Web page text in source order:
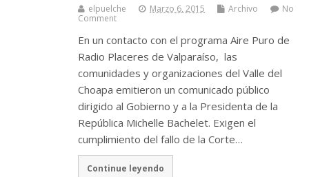
elpuelche Marzo 6, 2015 Archivo
No
Comment
En un contacto con el programa Aire Puro de
Radio Placeres de Valparaíso, las
comunidades y organizaciones del Valle del
Choapa emitieron un comunicado público
dirigido al Gobierno y a la Presidenta de la
República Michelle Bachelet. Exigen el
cumplimiento del fallo de la Corte…
Continue leyendo